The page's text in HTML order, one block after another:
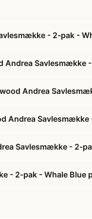
- 2-pak -
Andrea Savlesmække
Andrea
Andrea Savlesmække
Savlesmække - 2-
- 2-pak - Whale Blue